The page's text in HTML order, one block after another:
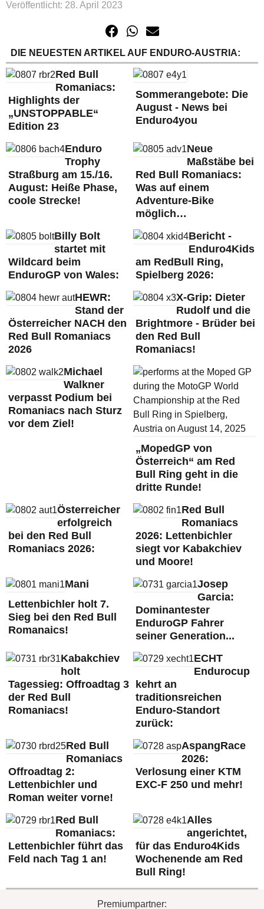
Veröffentlicht: 28. April 2023
DIE NEUESTEN ARTIKEL AUF ENDURO-AUSTRIA:
Red Bull
Romaniacs:
Highlights der
„UNSTOPPABLE“
Edition 23
Sommerangebote: Die
August - News bei
Enduro4you
Enduro
Trophy
Straßburg am 15./16.
August: Heiße Phase,
coole Strecke!
Neue
Maßstäbe bei
Red Bull Romaniacs:
Was auf einem
Adventure-Bike
möglich…
Billy Bolt
startet mit
Wildcard beim
EnduroGP von Wales:
Bericht -
Enduro4Kids
am RedBull Ring,
Spielberg 2026:
HEWR:
Stand der
Österreicher NACH den
Red Bull Romaniacs
2026
X-Grip: Dieter
Rudolf und die
Brightmore - Brüder bei
den Red Bull
Romaniacs!
Michael
Walkner
verpasst Podium bei
Romaniacs nach Sturz
vor dem Ziel!
„MopedGP von
Österreich“ am Red
Bull Ring geht in die
dritte Runde!
Österreicher
erfolgreich
bei den Red Bull
Romaniacs 2026:
Red Bull
Romaniacs
2026: Lettenbichler
siegt vor Kabakchiev
und Moore!
Mani
Lettenbichler holt 7.
Sieg bei den Red Bull
Romanaics!
Josep
Garcia:
Dominantester
EnduroGP Fahrer
seiner Generation...
Kabakchiev
holt
Tagessieg: Offroadtag 3
der Red Bull
Romaniacs!
ECHT
Endurocup
kehrt an
traditionsreichen
Enduro-Standort
zurück:
Red Bull
Romaniacs
Offroadtag 2:
Lettenbichler und
Roman weiter vorne!
AspangRace
2026:
Verlosung einer KTM
EXC-F 250 und mehr!
Red Bull
Romaniacs:
Lettenbichler führt das
Feld nach Tag 1 an!
Alles
angerichtet,
für das Enduro4Kids
Wochenende am Red
Bull Ring!
Premiumpartner: